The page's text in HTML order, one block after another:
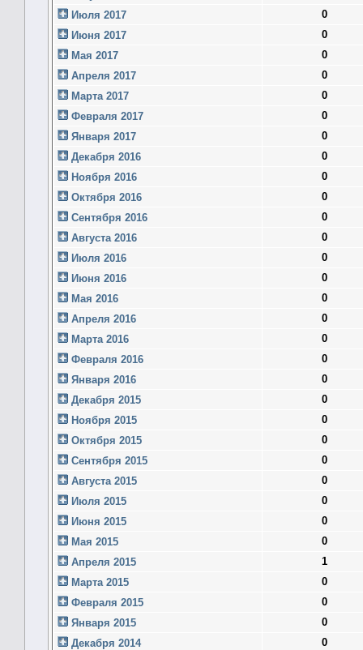
Июля 2017
0
Июня 2017
0
Мая 2017
0
Апреля 2017
0
Марта 2017
0
Февраля 2017
0
Января 2017
0
Декабря 2016
0
Ноября 2016
0
Октября 2016
0
Сентября 2016
0
Августа 2016
0
Июля 2016
0
Июня 2016
0
Мая 2016
0
Апреля 2016
0
Марта 2016
0
Февраля 2016
0
Января 2016
0
Декабря 2015
0
Ноября 2015
0
Октября 2015
0
Сентября 2015
0
Августа 2015
0
Июля 2015
0
Июня 2015
0
Мая 2015
0
Апреля 2015
1
Марта 2015
0
Февраля 2015
0
Января 2015
0
Декабря 2014
0